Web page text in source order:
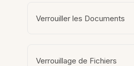
Verrouiller les Documents
Verrouillage de Fichiers